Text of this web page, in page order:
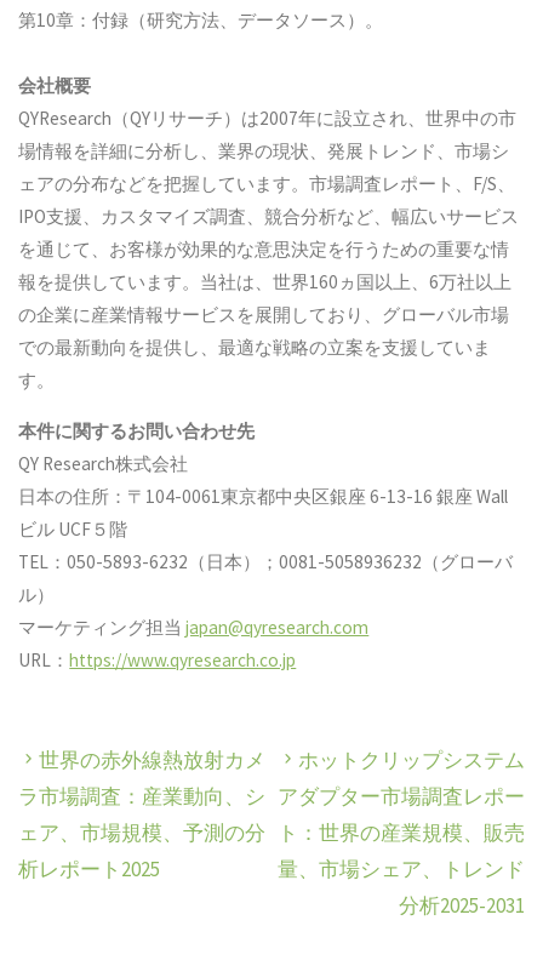
第10章：付録（研究方法、データソース）。
会社概要
QYResearch（QYリサーチ）は2007年に設立され、世界中の市
場情報を詳細に分析し、業界の現状、発展トレンド、市場シ
ェアの分布などを把握しています。市場調査レポート、F/S、
IPO支援、カスタマイズ調査、競合分析など、幅広いサービス
を通じて、お客様が効果的な意思決定を行うための重要な情
報を提供しています。当社は、世界160ヵ国以上、6万社以上
の企業に産業情報サービスを展開しており、グローバル市場
での最新動向を提供し、最適な戦略の立案を支援していま
す。
本件に関するお問い合わせ先
QY Research株式会社
日本の住所：〒104-0061東京都中央区銀座 6-13-16 銀座 Wall
ビル UCF５階
TEL：050-5893-6232（日本）；0081-5058936232（グローバ
ル）
マーケティング担当japan@qyresearch.com
URL：https://www.qyresearch.co.jp
世界の赤外線熱放射カメ
ラ市場調査：産業動向、シ
ェア、市場規模、予測の分
析レポート2025
ホットクリップシステム
アダプター市場調査レポー
ト：世界の産業規模、販売
量、市場シェア、トレンド
分析2025-2031